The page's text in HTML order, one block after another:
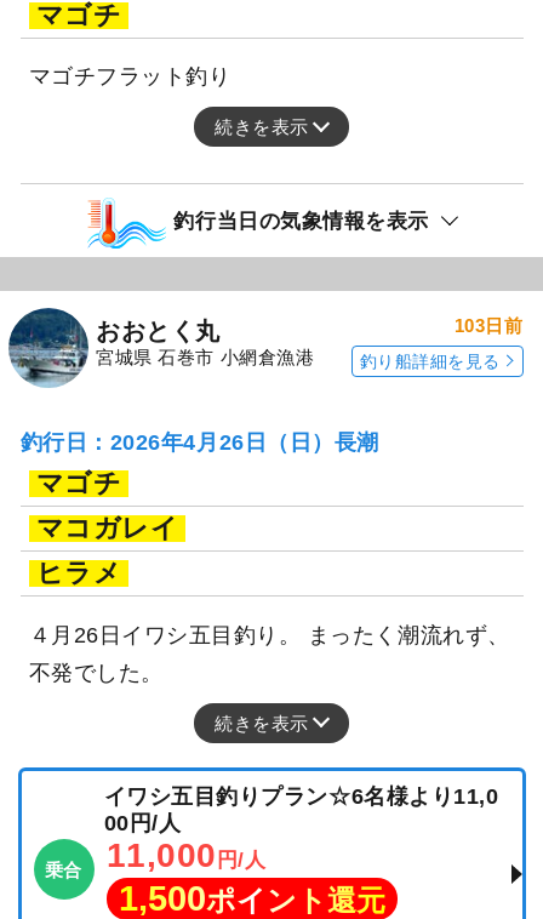
マゴチ
マゴチフラット釣り
続きを表示
釣行当日の気象情報を表示
おおとく丸
宮城県 石巻市 小網倉漁港
103日前
釣り船詳細を見る
釣行日：2026年4月26日（日）長潮
マゴチ
マコガレイ
ヒラメ
４月26日イワシ五目釣り。 まったく潮流れず、
不発でした。
続きを表示
乗合
イワシ五目釣りプラン☆6名様より11,0
00円/人
11,000 円/人
1,500ポイント還元